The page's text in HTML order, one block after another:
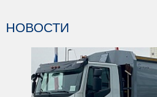
НОВОСТИ